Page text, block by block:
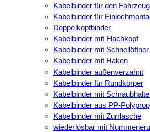
Kabelbinder für den
Kabelbinder für
Doppelkopfbinder
Kabelbinder mit Flachkopf
Kabelbinder mit Schnellöffner
Kabelbinder mit Haken
Kabelbinder außenverzahnt
Kabelbinder für Rundkörper
Kabelbinder mit
Kabelbinder aus PP-
Kabelbinder mit Zurrlasche
wiederlösbar mit